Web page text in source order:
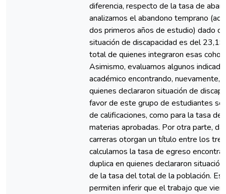
diferencia, respecto de la tasa de
analizamos el abandono temprano
dos primeros años de estudio) dado
situación de discapacidad es del
total de quienes integraron esas
Asimismo, evaluamos algunos
académico encontrando, nuevamente,
quienes declararon situación de
favor de este grupo de estudiantes
de calificaciones, como para la tasa
materias aprobadas. Por otra parte,
carreras otorgan un título entre los
calculamos la tasa de egreso
duplica en quienes declararon
de la tasa del total de la población.
permiten inferir que el trabajo que